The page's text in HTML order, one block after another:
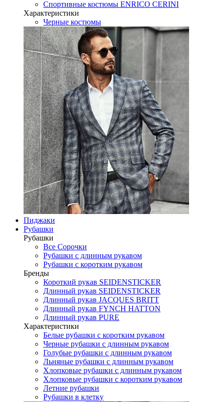
Спортивные костюмы ENRICO CERINI
Характеристики
Черные костюмы
Пиджаки
Рубашки
Рубашки
Все Сорочки
Рубашки с длинным рукавом
Рубашки с коротким рукавом
Бренды
Короткий рукав SEIDENSTICKER
Длинный рукав SEIDENSTICKER
Длинный рукав JAСQUES BRITT
Длинный рукав FYNCH HATTON
Длинный рукав PURE
Характеристики
Белые рубашки с коротким рукавом
Черные рубашки с длинным рукавом
Голубые рубашки с длинным рукавом
Льняные рубашки с длинным рукавом
Хлопковые рубашки с длинным рукавом
Хлопковые рубашки с коротким рукавом
Летние рубашки
Рубашки в клетку